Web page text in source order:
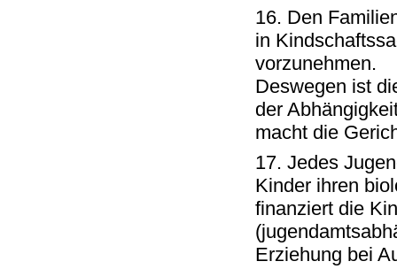
16. Den
in
vorzunehmen.
Deswegen ist
der
macht die
17. Jedes
Kinder ihren
finanziert die
Erziehung bei